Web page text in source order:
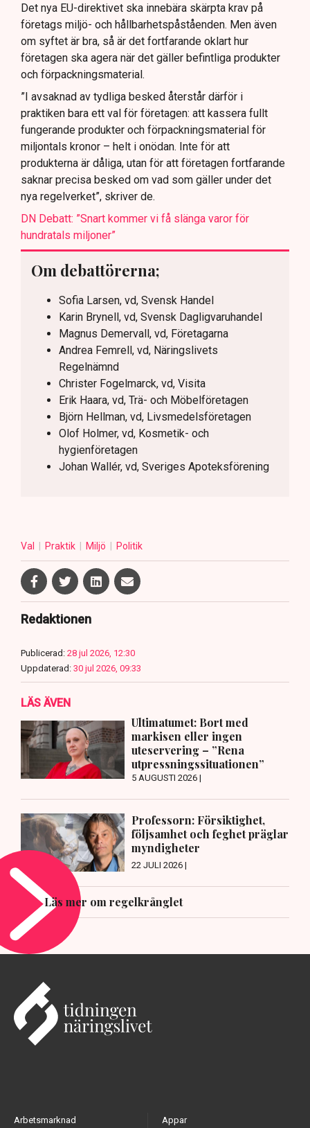
Det nya EU-direktivet ska innebära skärpta krav på
företags miljö- och hållbarhetspåståenden. Men även
om syftet är bra, så är det fortfarande oklart hur
företagen ska agera när det gäller befintliga produkter
och förpackningsmaterial.
”I avsaknad av tydliga besked återstår därför i
praktiken bara ett val för företagen: att kassera fullt
fungerande produkter och förpackningsmaterial för
miljontals kronor – helt i onödan. Inte för att
produkterna är dåliga, utan för att företagen fortfarande
saknar precisa besked om vad som gäller under det
nya regelverket”, skriver de.
DN Debatt: ”Snart kommer vi få slänga varor för
hundratals miljoner”
Om debattörerna;
Sofia Larsen, vd, Svensk Handel
Karin Brynell, vd, Svensk Dagligvaruhandel
Magnus Demervall, vd, Företagarna
Andrea Femrell, vd, Näringslivets
Regelnämnd
Christer Fogelmarck, vd, Visita
Erik Haara, vd, Trä- och Möbelföretagen
Björn Hellman, vd, Livsmedelsföretagen
Olof Holmer, vd, Kosmetik- och
hygienföretagen
Johan Wallér, vd, Sveriges Apoteksförening
Val Praktik Miljö Politik
Redaktionen
Publicerad: 28 jul 2026, 12:30
Uppdaterad: 30 jul 2026, 09:33
LÄS ÄVEN
Ultimatumet: Bort med
markisen eller ingen
uteservering – ”Rena
utpressningssituationen”
5 AUGUSTI 2026 |
Professorn: Försiktighet,
följsamhet och feghet präglar
myndigheter
22 JULI 2026 |
Läs mer om regelkrånglet
Arbetsmarknad Appar